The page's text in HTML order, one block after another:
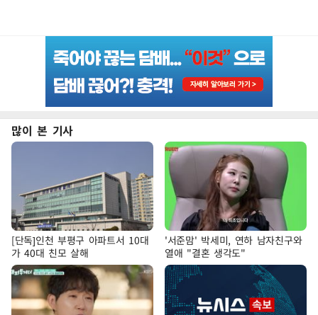
많이 본 기사
[단독]인천 부평구 아파트서 10대
가 40대 친모 살해
'서준맘' 박세미, 연하 남자친구와
열애 "결혼 생각도"